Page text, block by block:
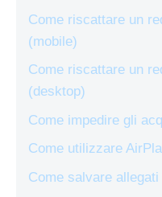
Come riscattare un
(mobile)
Come riscattare un
(desktop)
Come impedire gli
Come utilizzare
Come salvare